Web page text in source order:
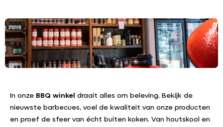
In onze BBQ winkel draait alles om beleving. Bekijk de
nieuwste barbecues, voel de kwaliteit van onze producten
en proef de sfeer van écht buiten koken. Van houtskool en